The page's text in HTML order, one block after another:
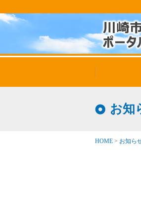
お知
HOME > お知ら